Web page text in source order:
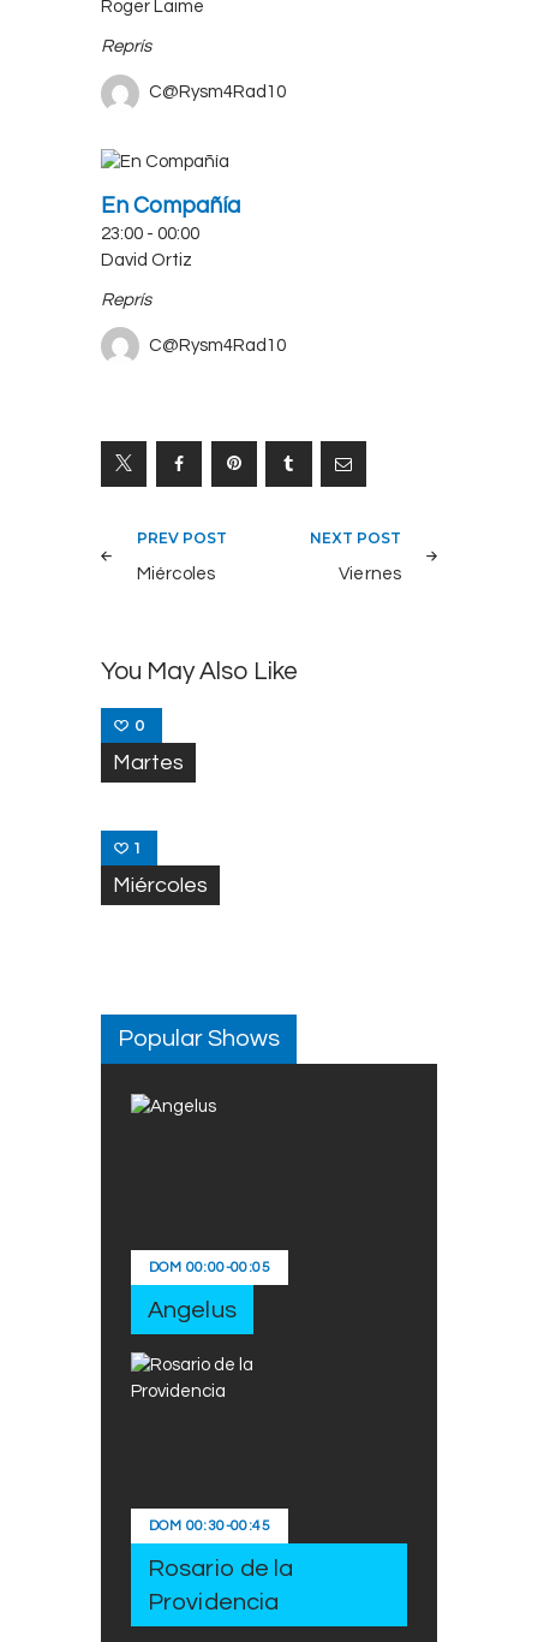
Roger Laime
Reprís
C@Rysm4Rad10
En Compañía
23:00 - 00:00
David Ortiz
Reprís
C@Rysm4Rad10
Post
navigation
PREV POST
Miércoles
NEXT POST
Viernes
You May Also Like
0
Martes
1
Miércoles
Popular Shows
DOM 00:00-00:05
Angelus
DOM 00:30-00:45
Rosario de la
Providencia